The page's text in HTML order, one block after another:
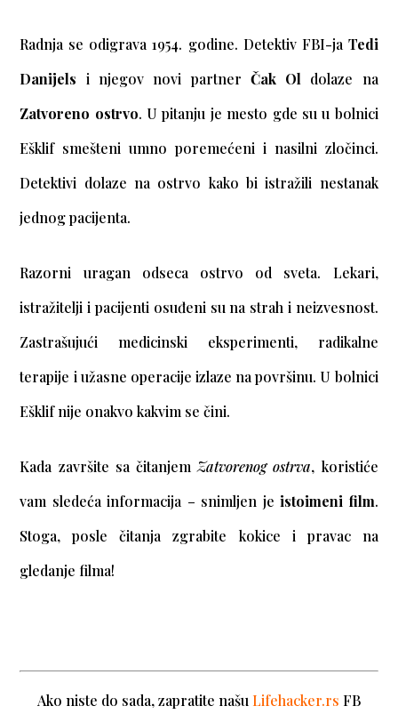
Radnja se odigrava 1954. godine. Detektiv FBI-ja Tedi
Danijels i njegov novi partner Čak Ol dolaze na
Zatvoreno ostrvo. U pitanju je mesto gde su u bolnici
Ešklif smešteni umno poremećeni i nasilni zločinci.
Detektivi dolaze na ostrvo kako bi istražili nestanak
jednog pacijenta.
Razorni uragan odseca ostrvo od sveta. Lekari,
istražitelji i pacijenti osuđeni su na strah i neizvesnost.
Zastrašujući medicinski eksperimenti, radikalne
terapije i užasne operacije izlaze na površinu. U bolnici
Ešklif nije onakvo kakvim se čini.
Kada završite sa čitanjemZatvorenog ostrva, koristiće
vam sledeća informacija – snimljen jeistoimeni film.
Stoga, posle čitanja zgrabite kokice i pravac na
gledanje filma!
Ako niste do sada, zapratite našuLifehacker.rs FB